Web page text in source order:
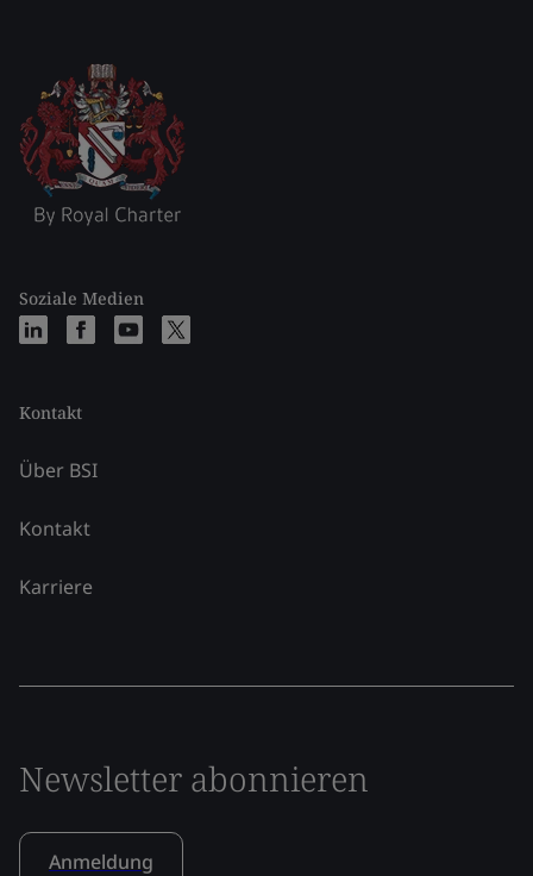
Soziale Medien
Kontakt
Über BSI
Kontakt
Karriere
Newsletter abonnieren
Anmeldung